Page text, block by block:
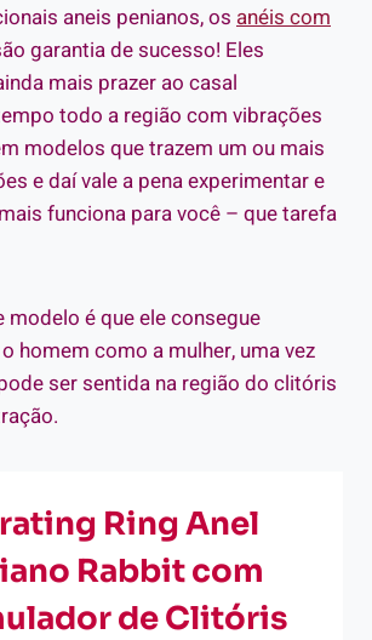
aneis penianos, os anéis com
garantia de sucesso! Eles
mais prazer ao casal
todo a região com vibrações
modelos que trazem um ou mais
e daí vale a pena experimentar e
funciona para você – que tarefa
modelo é que ele consegue
homem como a mulher, uma vez
ser sentida na região do clitóris
Ring Anel
Rabbit com
de Clitóris